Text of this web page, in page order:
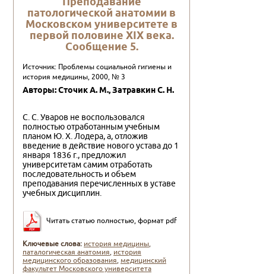
патологической анатомии в
Московском унивеpситете в
пеpвой половине XIX века.
Сообщение 5.
Источник: Проблемы социальной гигиены и
история медицины, 2000, № 3
Авторы: Сточик А. М., Затpавкин С. Н.
С. С. Уваров не воспользовался
полностью отработанным учебным
планом Ю. X. Лодера, а, отложив
введение в действие нового устава до 1
января 1836 г., предложил
университетам самим отработать
последовательность и объем
преподавания перечисленных в уставе
учебных дисциплин.
Читать статью полностью, формат pdf
Ключевые слова: история медицины,
паталогическая анатомия, история
медицинского образования,медицинский
факультет Московского университета